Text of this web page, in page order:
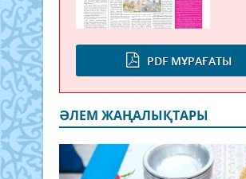
PDF МҰРАҒАТЫ
ӘЛЕМ ЖАҢАЛЫҚТАРЫ